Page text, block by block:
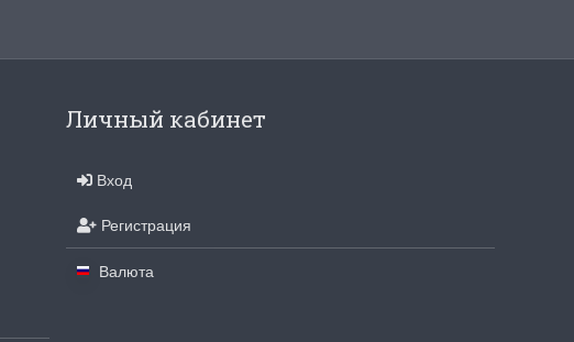
Личный кабинет
Вход
Регистрация
Валюта